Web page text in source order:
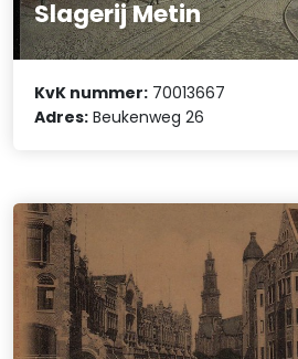
Slagerij Metin
KvK nummer: 70013667
Adres: Beukenweg 26